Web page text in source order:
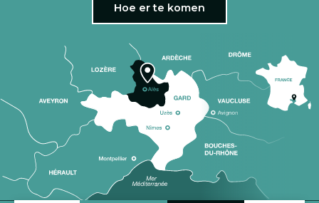
Hoe er te komen